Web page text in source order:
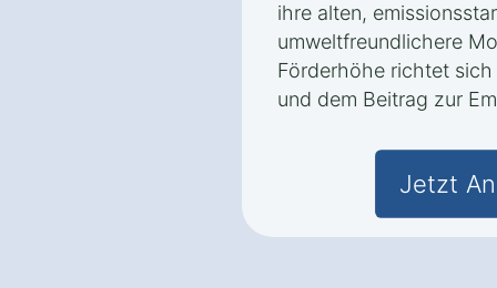
ihre alten,
umweltfreundlichere
Förderhöhe richtet
und dem Beitrag zur
Jetzt